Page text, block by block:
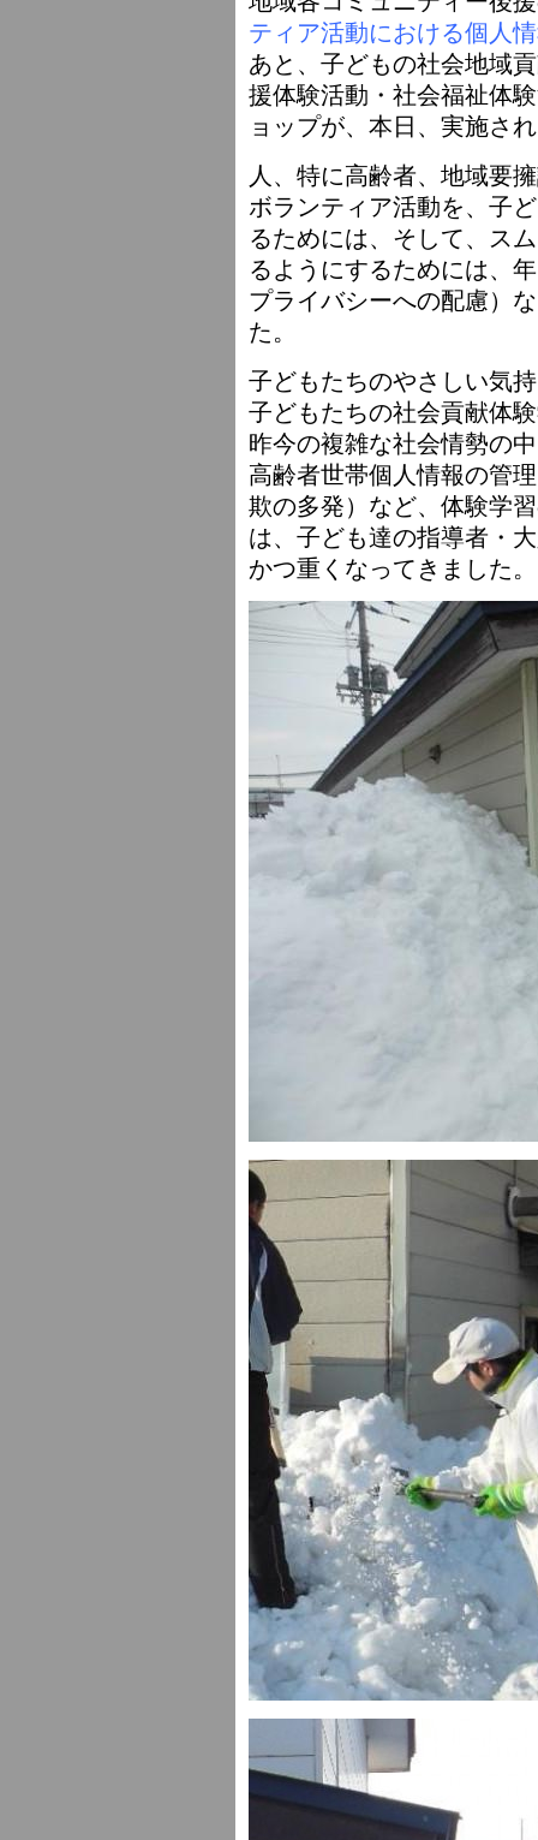
ティア活動における個人
あと、子どもの社会地域
援体験活動・社会福祉体
ョップが、本日、実施さ
人、特に高齢者、地域要
ボランティア活動を、子
るためには、そして、ス
るようにするためには、
プライバシーへの配慮）
た。
子どもたちのやさしい気
子どもたちの社会貢献体
昨今の複雑な社会情勢の
高齢者世帯個人情報の管
欺の多発）など、体験学
は、子ども達の指導者・
かつ重くなってきました。